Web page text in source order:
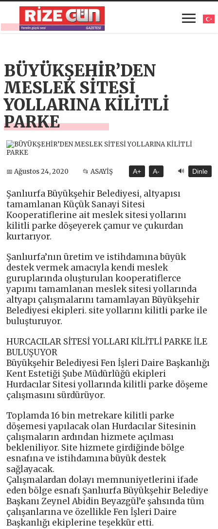
BÜYÜKŞEHİR’DEN
MESLEK SİTESİ
YOLLARINA KİLİTLİ
PARKE
📅 Ağustos 24, 2020 📂 ASAYİŞ A+ A- 🔊 Dinle
Şanlıurfa Büyükşehir Belediyesi, altyapısı
tamamlanan Küçük Sanayi Sitesi
Kooperatiflerine ait meslek sitesi yollarını
kilitli parke döşeyerek çamur ve çukurdan
kurtarıyor.
Şanlıurfa’nın üretim ve istihdamına büyük
destek vermek amacıyla kendi meslek
guruplarında oluşturulan kooperatiflerce
yapımı tamamlanan meslek sitesi yollarında
altyapı çalışmalarını tamamlayan Büyükşehir
Belediyesi ekipleri. site yollarını kilitli parke ile
buluşturuyor.
HURCACILAR SİTESİ YOLLARI KİLİTLİ PARKE İLE
BULUŞUYOR
Büyükşehir Belediyesi Fen İşleri Daire Başkanlığı
Kent Estetiği Şube Müdürlüğü ekipleri
Hurdacılar Sitesi yollarında kilitli parke döşeme
çalışmasını sürdürüyor.
Toplamda 16 bin metrekare kilitli parke
döşemesi yapılacak olan Hurdacılar Sitesinin
çalışmaların ardından hizmete açılması
bekleniliyor. Site hizmete girdiğinde bölge
esnafına ve istihdamına büyük destek
sağlayacak.
Çalışmalardan dolayı memnuniyetlerini ifade
eden bölge esnafı Şanlıurfa Büyükşehir Belediye
Başkanı Zeynel Abidin Beyazgül’e şahsında tüm
çalışanlarına ve özellikle Fen İşleri Daire
Başkanlığı ekiplerine teşekkür etti.